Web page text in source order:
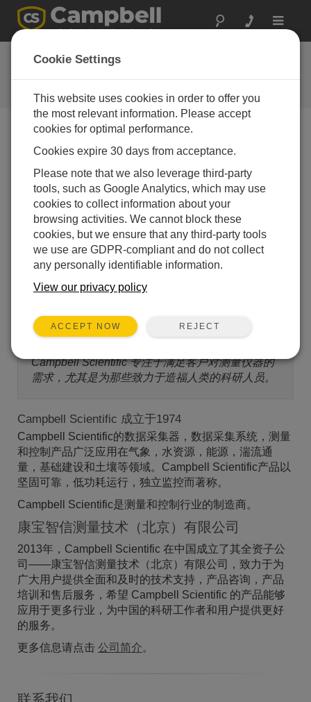
Toggle
关于
了解更多关于 Campbell Scientific
的信息
Utah
Campbell Scientific 专注于满足客户对测量仪器的
需求，尤其是为那些致力于造福人类的科研人员。
Campbell Scientific 成立于1974
Campbell Scientific的数据采集器，数据采集系统，测量
和控制产品广泛应用在气象，水资源，能源，湍流通
量，基础建设和土壤等领域。Campbell Scientific产品以
坚固可靠，低功耗运行，独立监控而著称。
Campbell Scientific是测量和控制行业的制造商。
康宝智信测量技术（北京）有限公司
2013年，Campbell Scientific 在中国成立了其全资子公
司——康宝智信测量技术（北京）有限公司，致力于为
广大用户提供全面和及时的技术支持，产品咨询，产品
培训和售后服务，希望 Campbell Scientific 的产品能够
应用于更多行业，为中国的科研工作者和用户提供更好
的服务。
更多信息请点击 公司简介。
Cookie Settings
This website uses cookies in order to offer you
the most relevant information. Please accept
cookies for optimal performance.
Cookies expire 30 days from acceptance.
Please note that we also leverage third-party
tools, such as Google Analytics, which may use
cookies to collect information about your
browsing activities. We cannot block these
cookies, but we ensure that any third-party tools
we use are GDPR-compliant and do not collect
any personally identifiable information.
View our privacy policy
ACCEPT NOW REJECT